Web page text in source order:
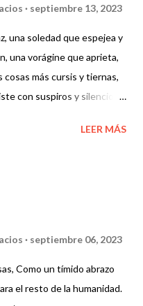
hoy el día en que escriba
explicar que nunca
podría explicar que
en expresion del...
septiembre 13, 2023
una soledad que espejea y
una vorágine que aprieta,
más cursis y tiernas,
con suspiros y silencio,
LEER MÁS
septiembre 06, 2023
Como un tímido abrazo
el resto de la humanidad.